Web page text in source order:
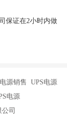
保证在2小时内做
源销售 UPS电源
电源
司